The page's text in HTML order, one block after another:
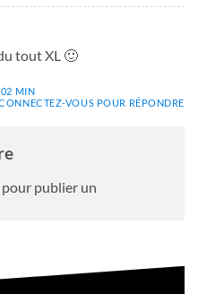
tout XL 🙂
02 MIN
VOUS POUR RÉPONDRE
pour publier un